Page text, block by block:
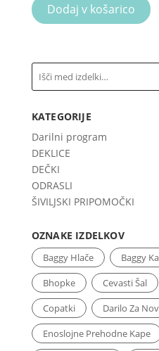
Dodaj v košarico
KATEGORIJE
Darilni program
DEKLICE
DEČKI
ODRASLI
ŠIVILJSKI PRIPOMOČKI
OZNAKE IZDELKOV
Baggy Hlače Baggy
Bhopke
Cevasti Šal
Copatki
Darilo Za
Enoslojne Prehodne Kape